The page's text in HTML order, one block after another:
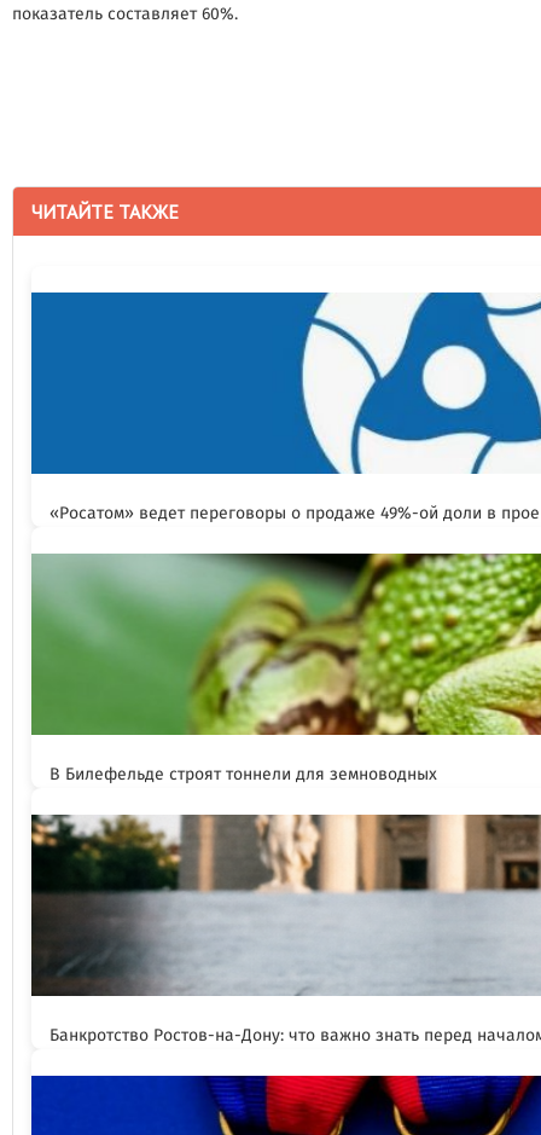
ЧИТАЙТЕ ТАКЖЕ
«Росатом» ведет переговоры о продаже 49%-ой доли в
В Билефельде строят тоннели для земноводных
Банкротство Ростов-на-Дону: что важно знать перед
показатель составляет 60%.